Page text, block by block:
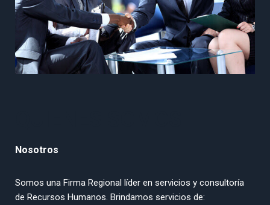
Nosotros
Somos una Firma Regional líder en servicios y consultoría
de Recursos Humanos. Brindamos servicios de: